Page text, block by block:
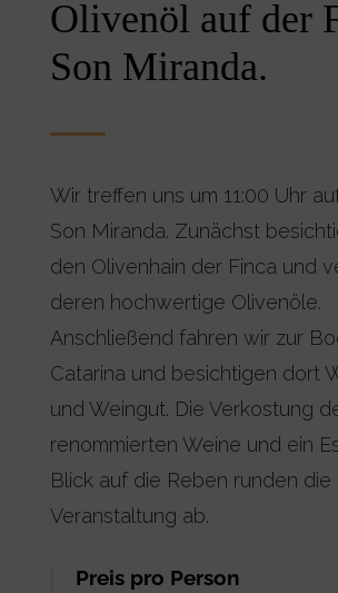
Olivenöl auf der
Son Miranda.
Wir treffen uns um 11:00 Uhr
Son Miranda. Zunächst
den Olivenhain der Finca und
deren hochwertige Olivenöle.
Anschließend fahren wir zur
Catarina und besichtigen dort
und Weingut. Die Verkostung
renommierten Weine und ein
Blick auf die Reben runden die
Veranstaltung ab.
Preis pro Person